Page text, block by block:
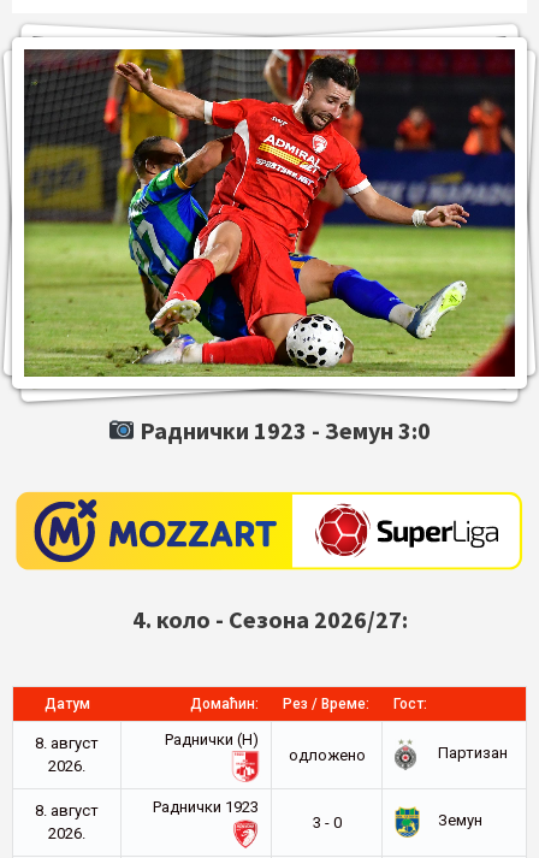
Раднички 1923 -Земун 3:0
4. коло - Сезона 2026/27:
Датум Домаћин: Рез / Време: Гост:
8. август
2026.
Раднички (Н)
oдложено
Партизан
8. август
2026.
Раднички 1923
3 - 0
Земун